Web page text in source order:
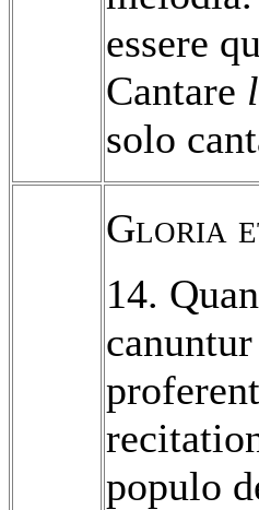
essere
Cantare
solo
Gloria
14.
populo